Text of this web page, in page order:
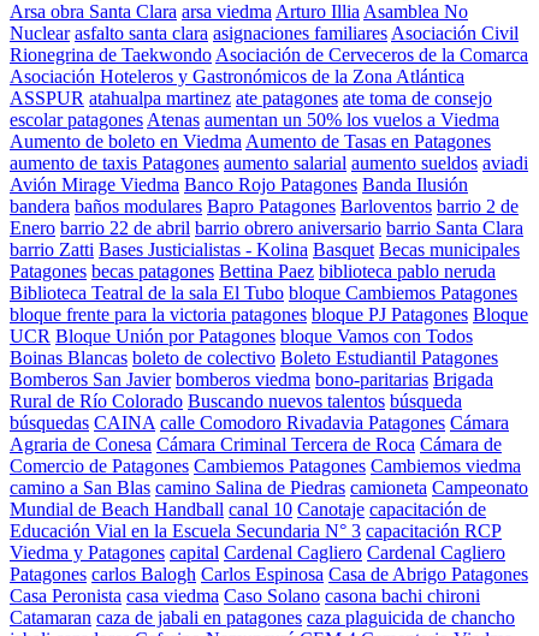
Arsa obra Santa Clara arsa viedma Arturo Illia Asamblea No
Nuclear asfalto santa clara asignaciones familiares Asociación Civil
Rionegrina de Taekwondo Asociación de Cerveceros de la Comarca
Asociación Hoteleros y Gastronómicos de la Zona Atlántica
ASSPUR atahualpa martinez ate patagones ate toma de consejo
escolar patagones Atenas aumentan un 50% los vuelos a Viedma
Aumento de boleto en Viedma Aumento de Tasas en Patagones
aumento de taxis Patagones aumento salarial aumento sueldos aviadi
Avión Mirage Viedma Banco Rojo Patagones Banda Ilusión
bandera baños modulares Bapro Patagones Barloventos barrio 2 de
Enero barrio 22 de abril barrio obrero aniversario barrio Santa Clara
barrio Zatti Bases Justicialistas - Kolina Basquet Becas municipales
Patagones becas patagones Bettina Paez biblioteca pablo neruda
Biblioteca Teatral de la sala El Tubo bloque Cambiemos Patagones
bloque frente para la victoria patagones bloque PJ Patagones Bloque
UCR Bloque Unión por Patagones bloque Vamos con Todos
Boinas Blancas boleto de colectivo Boleto Estudiantil Patagones
Bomberos San Javier bomberos viedma bono-paritarias Brigada
Rural de Río Colorado Buscando nuevos talentos búsqueda
búsquedas CAINA calle Comodoro Rivadavia Patagones Cámara
Agraria de Conesa Cámara Criminal Tercera de Roca Cámara de
Comercio de Patagones Cambiemos Patagones Cambiemos viedma
camino a San Blas camino Salina de Piedras camioneta Campeonato
Mundial de Beach Handball canal 10 Canotaje capacitación de
Educación Vial en la Escuela Secundaria N° 3 capacitación RCP
Viedma y Patagones capital Cardenal Cagliero Cardenal Cagliero
Patagones carlos Balogh Carlos Espinosa Casa de Abrigo Patagones
Casa Peronista casa viedma Caso Solano casona bachi chironi
Catamaran caza de jabali en patagones caza plaguicida de chancho